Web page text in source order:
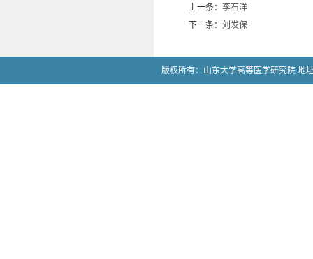
上一条： 李石洋
下一条： 刘发保
版权所有：山东大学高等医学研究院 地